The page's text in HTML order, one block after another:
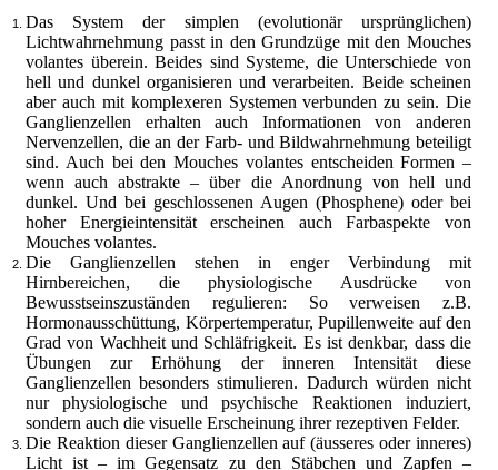
Das System der simplen (evolutionär ursprünglichen)
Lichtwahrnehmung passt in den Grundzüge mit den Mouches
volantes überein. Beides sind Systeme, die Unterschiede von
hell und dunkel organisieren und verarbeiten. Beide scheinen
aber auch mit komplexeren Systemen verbunden zu sein. Die
Ganglienzellen erhalten auch Informationen von anderen
Nervenzellen, die an der Farb- und Bildwahrnehmung beteiligt
sind. Auch bei den Mouches volantes entscheiden Formen –
wenn auch abstrakte – über die Anordnung von hell und
dunkel. Und bei geschlossenen Augen (Phosphene) oder bei
hoher Energieintensität erscheinen auch Farbaspekte von
Mouches volantes.
Die Ganglienzellen stehen in enger Verbindung mit
Hirnbereichen, die physiologische Ausdrücke von
Bewusstseinszuständen regulieren: So verweisen z.B.
Hormonausschüttung, Körpertemperatur, Pupillenweite auf den
Grad von Wachheit und Schläfrigkeit. Es ist denkbar, dass die
Übungen zur Erhöhung der inneren Intensität diese
Ganglienzellen besonders stimulieren. Dadurch würden nicht
nur physiologische und psychische Reaktionen induziert,
sondern auch die visuelle Erscheinung ihrer rezeptiven Felder.
Die Reaktion dieser Ganglienzellen auf (äusseres oder inneres)
Licht ist – im Gegensatz zu den Stäbchen und Zapfen –